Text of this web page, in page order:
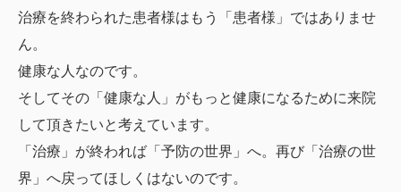
治療を終わられた患者様はもう「患者様」ではありませ
ん。
健康な人なのです。
そしてその「健康な人」がもっと健康になるために来院
して頂きたいと考えています。
「治療」が終われば「予防の世界」へ。再び「治療の世
界」へ戻ってほしくはないのです。